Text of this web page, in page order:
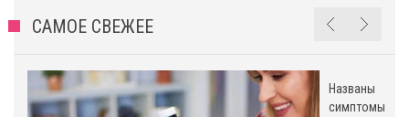
САМОЕ СВЕЖЕЕ
Названы
симптомы